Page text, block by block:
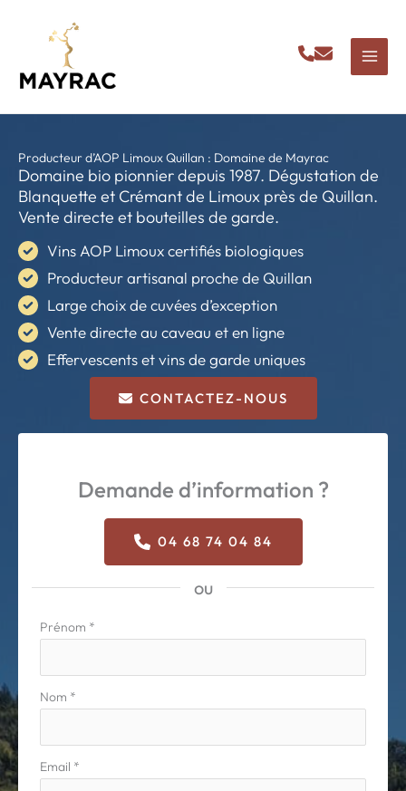
Producteur d’AOP Limoux Quillan : Domaine de Mayrac
Domaine bio pionnier depuis 1987. Dégustation de
Blanquette et Crémant de Limoux près de Quillan.
Vente directe et bouteilles de garde.
Vins AOP Limoux certifiés biologiques
Producteur artisanal proche de Quillan
Large choix de cuvées d’exception
Vente directe au caveau et en ligne
Effervescents et vins de garde uniques
CONTACTEZ-NOUS
Demande d’information ?
04 68 74 04 84
ou
Formulaire
avec
téléphone
Prénom *
Nom *
Email *